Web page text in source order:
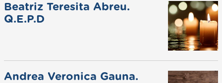
Beatriz Teresita Abreu.
Q.E.P.D
Andrea Veronica Gauna.